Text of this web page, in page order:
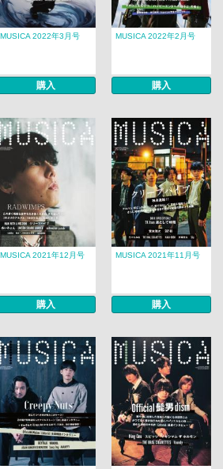
MUSICA 2022年3月号
購入
MUSICA 2022年2月号
購入
MUSICA 2021年12月号
購入
MUSICA 2021年11月号
購入